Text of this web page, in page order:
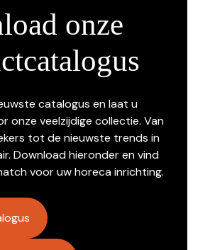
onze
catalogus en laat u
onze veelzijdige collectie. Van
tot de nieuwste trends in
Download hieronder en vind
voor uw horeca inrichting.